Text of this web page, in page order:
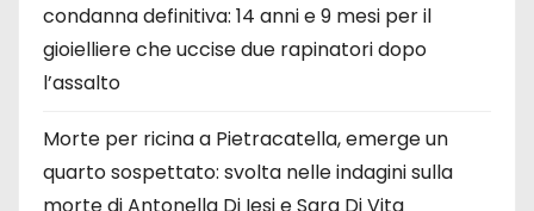
condanna definitiva: 14 anni e 9 mesi per il
gioielliere che uccise due rapinatori dopo
l’assalto
Morte per ricina a Pietracatella, emerge un
quarto sospettato: svolta nelle indagini sulla
morte di Antonella Di Iesi e Sara Di Vita